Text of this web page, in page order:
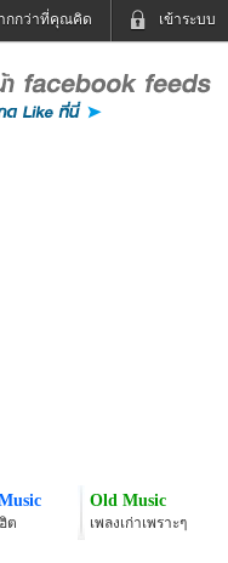
เข้าระบบ
กกว่าที่คุณคิด
ฟังวิทยุออนไลน์
ต
Old Music
เพลงเก่าเพราะๆ